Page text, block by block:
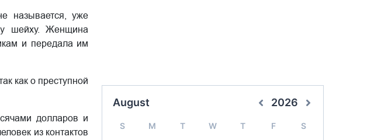
называется, уже
шейху. Женщина
и передала им
как о преступной
долларов и
из контактов
August 2026
S M T W T F S